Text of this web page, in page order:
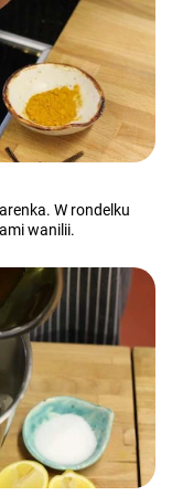
W rondelku
wanilii.